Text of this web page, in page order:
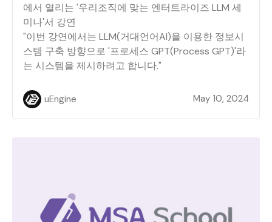
에서 열리는 '우리조직에 맞는 엔터트라이즈 LLM 세
미나'서 강연
"이번 강연에서는 LLM(거대언어AI)을 이용한 정보시
스템 구축 방향으로 '프로세스 GPT(Process GPT)'라
는 시스템을 제시하려고 합니다."
uEngine May 10, 2024